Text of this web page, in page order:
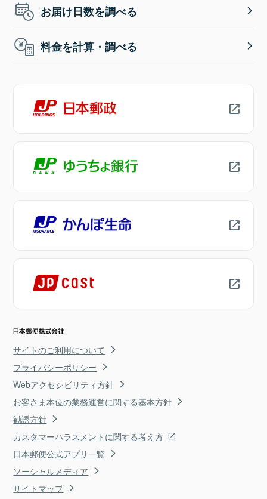
お届け日数を調べる
料金を計算・調べる
サイトのご利用について
プライバシーポリシー
Webアクセシビリティ方針
お客さま本位の業務運営に関する基本方針
勧誘方針
カスタマーハラスメントに関する考え方
日本郵便公式アプリ一覧
ソーシャルメディア
サイトマップ